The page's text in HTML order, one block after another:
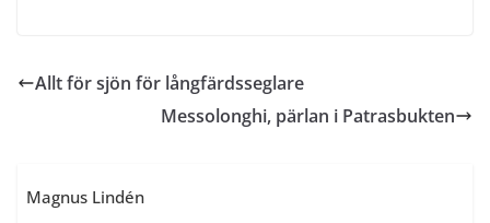
Allt för sjön för långfärdsseglare
Messolonghi, pärlan i Patrasbukten
Magnus Lindén